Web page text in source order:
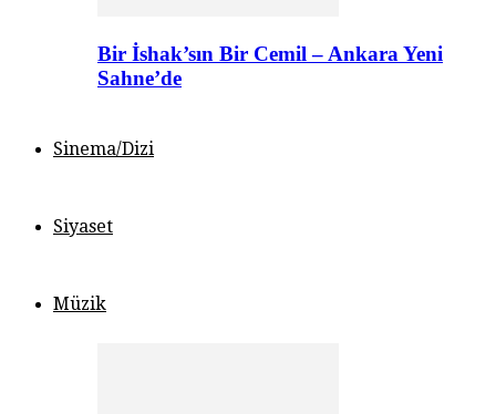
Bir İshak’sın Bir Cemil – Ankara Yeni
Sahne’de
Sinema/Dizi
Siyaset
Müzik